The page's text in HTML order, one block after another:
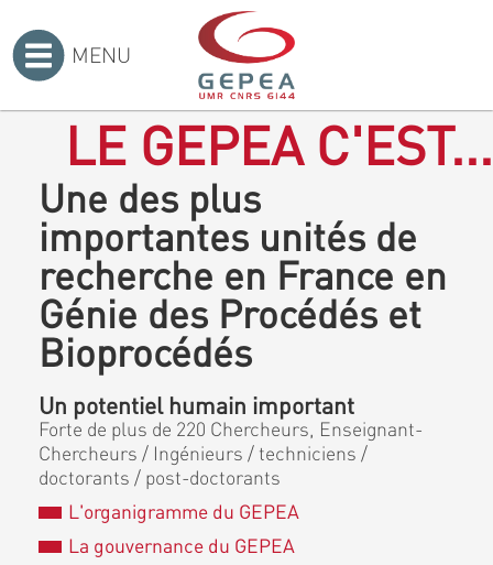
MENU
LE GEPEA C'EST...
Une des plus
importantes unités de
recherche en France en
Génie des Procédés et
Bioprocédés
Un potentiel humain important
Forte de plus de 220 Chercheurs, Enseignant-
Chercheurs / Ingénieurs / techniciens /
doctorants / post-doctorants
L'organigramme du GEPEA
La gouvernance du GEPEA